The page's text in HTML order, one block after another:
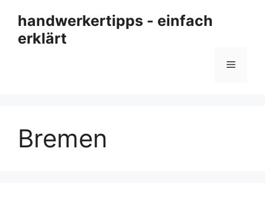
Inhalt
springen
handwerkertipps - einfach
erklärt
Menü
Bremen